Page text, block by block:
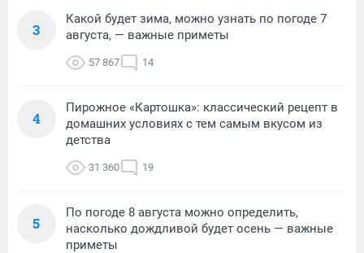
3
Какой будет зима, можно узнать по погоде 7
августа, — важные приметы
57 867 14
4
Пирожное «Картошка»: классический рецепт в
домашних условиях с тем самым вкусом из
детства
31 360 19
5
По погоде 8 августа можно определить,
насколько дождливой будет осень — важные
приметы